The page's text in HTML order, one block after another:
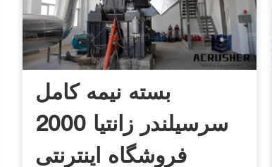
بسته نیمه کامل
سرسیلندر زانتیا 2000
فروشگاه اینترنتی